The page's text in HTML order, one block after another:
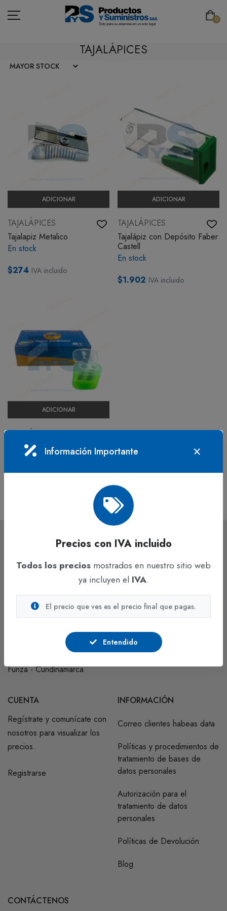
0
CAFETERÍA
SEGURIDAD INDUSTRIAL
MOBILIARIO
EMBALAJE
BOTIQUÍN
MI CUENTA
TAJALÁPICES
ADICIONAR
TAJALÁPICES
Tajalapiz Metalico
En stock
$274 IVA incluido
ADICIONAR
TAJALÁPICES
Tajalápiz con Depósito Faber
Castell
En stock
$1.902 IVA incluido
ADICIONAR
TAJALÁPICES
Tajalápiz con Cajita Uds
En stock
Hacemos lo mejor para construir el país ideal, con un grupo
humano capacitado para asumir responsabilidades.
Auto Medellín km. 7 costado occidental, Parque Industrial
Celta Trade Park, Bodega 143 B1.
Funza - Cundinamarca
CUENTA
Regístrate y comunícate con
nosotros para visualizar los
precios.
Registrarse
INFORMACIÓN
Correo clientes habeas data
Políticas y procedimientos de
tratamiento de bases de
datos personales
Autorización para el
tratamiento de datos
personales
Políticas de Devolución
Blog
CONTÁCTENOS
Información Importante
Precios con IVA incluido
Todos los precios mostrados en nuestro sitio web
ya incluyen el IVA.
El precio que ves es el precio final que pagas.
Entendido